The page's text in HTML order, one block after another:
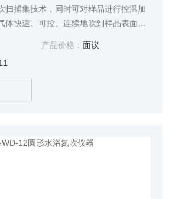
扫捕集技术，同时可对样品进行控温加
体快速、可控、连续地吹到样品表面来
全、医药、农药残留检测、临床药代等
产品价格： 面议